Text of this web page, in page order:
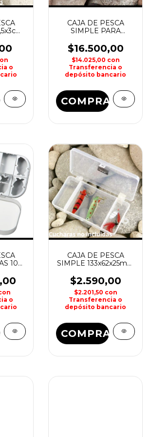
o
CAJA DE PESCA
SIMPLE PARA
KUNNAN
$16.500,00
$14.025,00 con
Transferencia o
depósito bancario
COMPRAR
10
o
CAJA DE PESCA
SIMPLE 133x62x25mm
$2.590,00
$2.201,50 con
Transferencia o
depósito bancario
COMPRAR